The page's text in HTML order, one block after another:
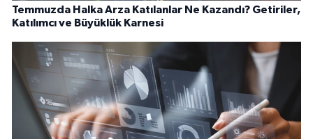
Temmuzda Halka Arza Katılanlar Ne Kazandı? Getiriler,
Katılımcı ve Büyüklük Karnesi